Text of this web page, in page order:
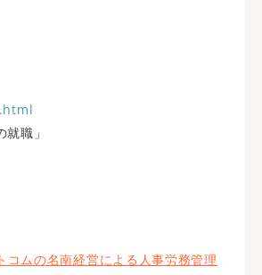
職」
コムの名南経営による人事労務管理